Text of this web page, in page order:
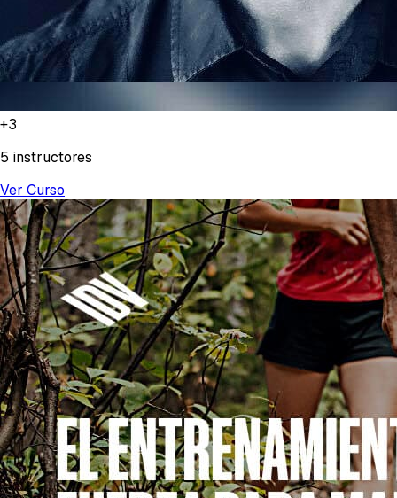
+3
5 instructores
Ver Curso